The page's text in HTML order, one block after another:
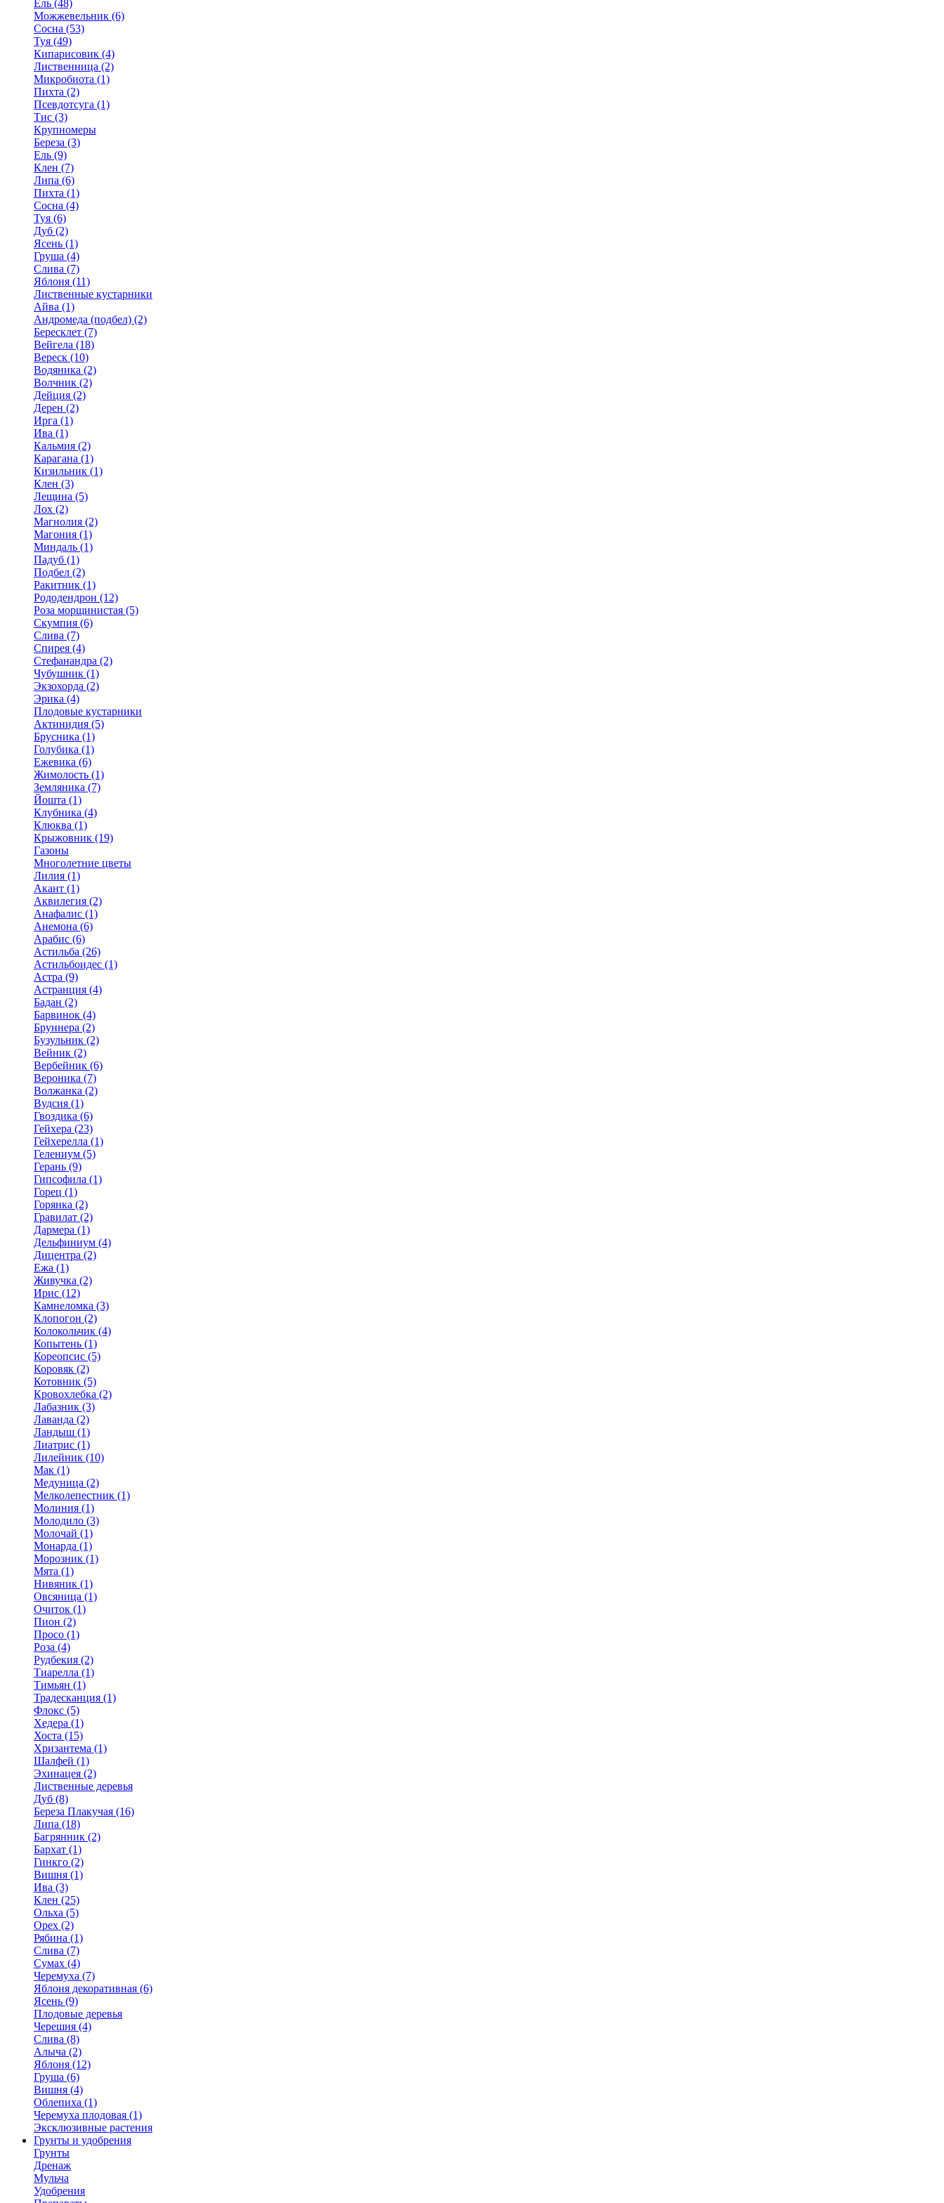
Ель (48)
Можжевельник (6)
Сосна (53)
Туя (49)
Кипарисовик (4)
Лиственница (2)
Микробиота (1)
Пихта (2)
Псевдотсуга (1)
Тис (3)
Крупномеры
Береза (3)
Ель (9)
Клен (7)
Липа (6)
Пихта (1)
Сосна (4)
Туя (6)
Дуб (2)
Ясень (1)
Груша (4)
Слива (7)
Яблоня (11)
Лиственные кустарники
Айва (1)
Андромеда (подбел) (2)
Бересклет (7)
Вейгела (18)
Вереск (10)
Водяника (2)
Волчник (2)
Дейция (2)
Дерен (2)
Ирга (1)
Ива (1)
Кальмия (2)
Карагана (1)
Кизильник (1)
Клен (3)
Лещина (5)
Лох (2)
Магнолия (2)
Магония (1)
Миндаль (1)
Падуб (1)
Подбел (2)
Ракитник (1)
Рододендрон (12)
Роза морщинистая (5)
Скумпия (6)
Слива (7)
Спирея (4)
Стефанандра (2)
Чубушник (1)
Экзохорда (2)
Эрика (4)
Плодовые кустарники
Актинидия (5)
Брусника (1)
Голубика (1)
Ежевика (6)
Жимолость (1)
Земляника (7)
Йошта (1)
Клубника (4)
Клюква (1)
Крыжовник (19)
Газоны
Многолетние цветы
Лилия (1)
Акант (1)
Аквилегия (2)
Анафалис (1)
Анемона (6)
Арабис (6)
Астильба (26)
Астильбоидес (1)
Астра (9)
Астранция (4)
Бадан (2)
Барвинок (4)
Бруннера (2)
Бузульник (2)
Вейник (2)
Вербейник (6)
Вероника (7)
Волжанка (2)
Вудсия (1)
Гвоздика (6)
Гейхера (23)
Гейхерелла (1)
Гелениум (5)
Герань (9)
Гипсофила (1)
Горец (1)
Горянка (2)
Гравилат (2)
Дармера (1)
Дельфиниум (4)
Дицентра (2)
Ежа (1)
Живучка (2)
Ирис (12)
Камнеломка (3)
Клопогон (2)
Колокольчик (4)
Копытень (1)
Кореопсис (5)
Коровяк (2)
Котовник (5)
Кровохлебка (2)
Лабазник (3)
Лаванда (2)
Ландыш (1)
Лиатрис (1)
Лилейник (10)
Мак (1)
Медуница (2)
Мелколепестник (1)
Молиния (1)
Молодило (3)
Молочай (1)
Монарда (1)
Морозник (1)
Мята (1)
Нивяник (1)
Овсяница (1)
Очиток (1)
Пион (2)
Просо (1)
Роза (4)
Рудбекия (2)
Тиарелла (1)
Тимьян (1)
Традесканция (1)
Флокс (5)
Хедера (1)
Хоста (15)
Хризантема (1)
Шалфей (1)
Эхинацея (2)
Лиственные деревья
Дуб (8)
Береза Плакучая (16)
Липа (18)
Багрянник (2)
Бархат (1)
Гинкго (2)
Вишня (1)
Ива (3)
Клен (25)
Ольха (5)
Орех (2)
Рябина (1)
Слива (7)
Сумах (4)
Черемуха (7)
Яблоня декоративная (6)
Ясень (9)
Плодовые деревья
Черешня (4)
Слива (8)
Алыча (2)
Яблоня (12)
Груша (6)
Вишня (4)
Облепиха (1)
Черемуха плодовая (1)
Эксклюзивные растения
Грунты и удобрения
Грунты
Дренаж
Мульча
Удобрения